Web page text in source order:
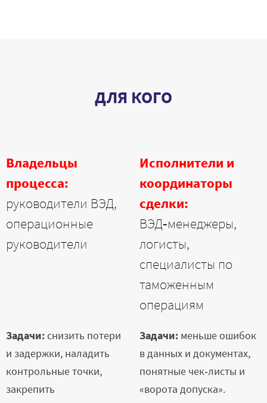
ДЛЯ КОГО
Владельцы
процесса:
руководители ВЭД,
операционные
руководители
Задачи:снизить потери
и задержки, наладить
контрольные точки,
закрепить
Исполнители и
координаторы
сделки:
ВЭД‑менеджеры,
логисты,
специалисты по
таможенным
операциям
Задачи: меньше ошибок
в данных и документах,
понятные чек‑листы и
«ворота допуска».